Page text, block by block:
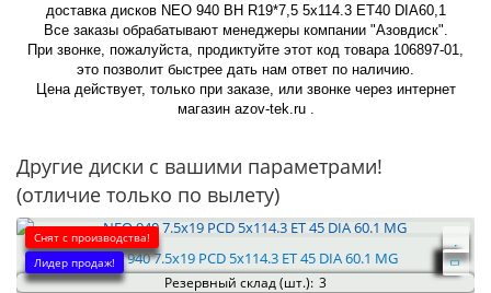
доставка дисков NEO 940 BH R19*7,5 5x114.3 ET40 DIA60,1
Все заказы обрабатывают менеджеры компании "Азовдиск".
При звонке, пожалуйста, продиктуйте этот код товара 106897-01,
это позволит быстрее дать нам ответ по наличию.
Цена действует, только при заказе, или звонке через интернет
магазин azov-tek.ru .
Другие диски с вашими параметрами!
(отличие только по вылету)
Снят с производства!
Лидер продаж!NEO 940 7.5x19 PCD 5x114.3 ET 45 DIA 60.1 MG
Резервный склад (шт.): 3